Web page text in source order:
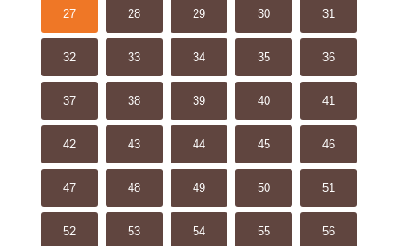
27 28 29 30 31
32 33 34 35 36
37 38 39 40 41
42 43 44 45 46
47 48 49 50 51
52 53 54 55 56